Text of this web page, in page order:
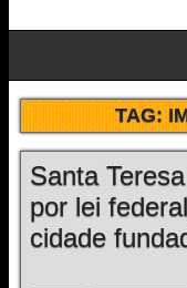
TAG:
Santa
por lei
cidade